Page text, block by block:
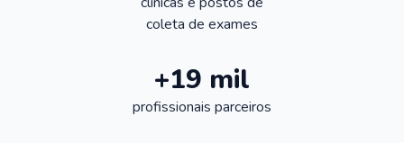
coleta de exames
+19 mil
profissionais parceiros